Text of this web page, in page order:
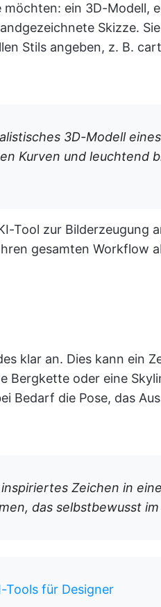
möchten: ein 3D-Modell,
Skizze.
Stils angeben, z. B.
3D-Modell
Kurven und leuchtend
Tool zur Bilderzeugung
gesamten Workflow
klar an. Dies kann ein
Bergkette oder eine
Bedarf die Pose, das
Zeichen in
das selbstbewusst
Tools für Designer